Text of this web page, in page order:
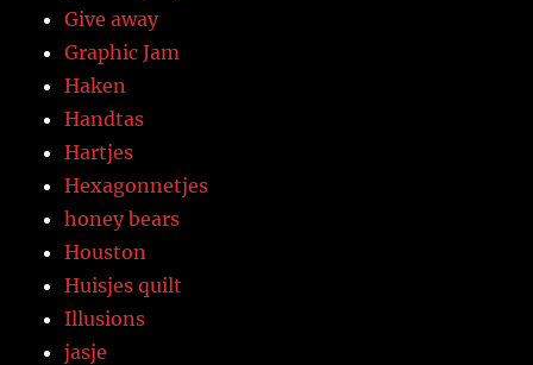
Give away
Graphic Jam
Haken
Handtas
Hartjes
Hexagonnetjes
honey bears
Houston
Huisjes quilt
Illusions
jasje